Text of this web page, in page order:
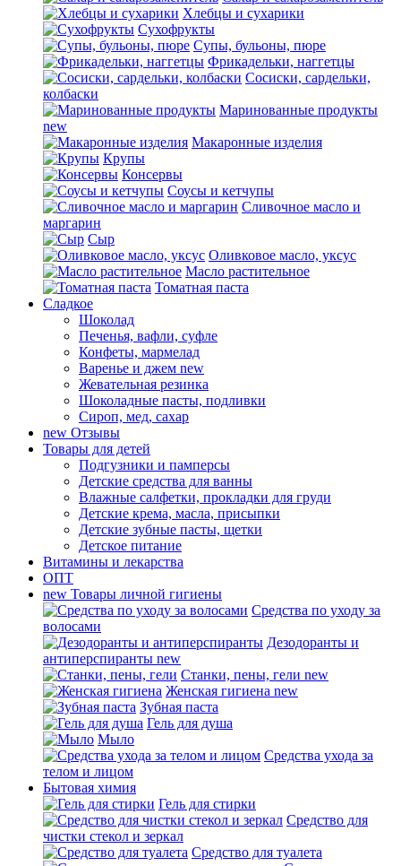
Хлебцы и сухарики
Сухофрукты
Супы, бульоны, пюре
Фрикадельки, наггетцы
Сосиски, сардельки,
колбаски
Маринованные продукты
new
Макаронные изделия
Крупы
Консервы
Соусы и кетчупы
Сливочное масло и
маргарин
Сыр
Оливковое масло, уксус
Масло растительное
Томатная паста
Сладкое
Шоколад
Печенья, вафли, суфле
Конфеты, мармелад
Варенье и джем new
Жевательная резинка
Шоколадные пасты, подливки
Сироп, мед, сахар
new Отзывы
Товары для детей
Подгузники и памперсы
Детские средства для ванны
Влажные салфетки, прокладки для груди
Детские крема, масла, присыпки
Детские зубные пасты, щетки
Детское питание
Витамины и лекарства
ОПТ
new Товары личной гигиены
Средства по уходу за
волосами
Дезодоранты и
антиперспиранты new
Станки, пены, гели new
Женская гигиена new
Зубная паста
Гель для душа
Мыло
Средства ухода за
телом и лицом
Бытовая химия
Гель для стирки
Средство для
чистки стекол и зеркал
Средство для туалета